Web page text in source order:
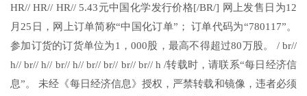
HR// HR// HR// 5.43元中国化学发行价格[/BR/] 网上发售日为12
月25日，网上订单简称“中国化订单”； 订单代码为“780117”。
参加订货的订货单位为1，000股，最高不得超过80万股。 / br//
h// br// h// br// h// br// br// br// br// h /转载时，请联系“每日经济信
息”。 未经《每日经济信息》授权，严禁转载和镜像，违者必须